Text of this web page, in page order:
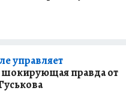
управляет
шокирующая правда от